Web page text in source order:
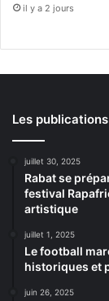
il y a 2 jours
Les
juillet 30, 2025
Rabat se
festival
artistique
juillet 1, 2025
Le football
historiques et
juin 26, 2025